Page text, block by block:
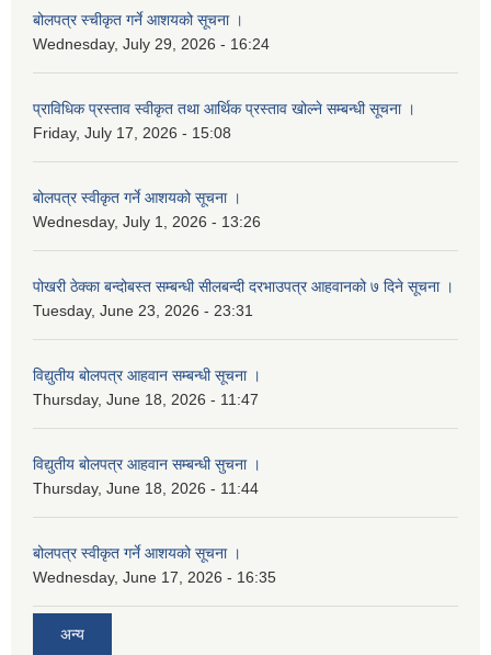
बोलपत्र स्चीकृत गर्ने आशयको सूचना ।
Wednesday, July 29, 2026 - 16:24
प्राविधिक प्रस्ताव स्वीकृत तथा आर्थिक प्रस्ताव खोल्ने सम्बन्धी सूचना ।
Friday, July 17, 2026 - 15:08
बोलपत्र स्वीकृत गर्ने आशयको सूचना ।
Wednesday, July 1, 2026 - 13:26
पोखरी ठेक्का बन्दोबस्त सम्बन्धी सीलबन्दी दरभाउपत्र आहवानको ७ दिने सूचना ।
Tuesday, June 23, 2026 - 23:31
विद्युतीय बोलपत्र आहवान सम्बन्धी सूचना ।
Thursday, June 18, 2026 - 11:47
विद्युतीय बोलपत्र आहवान सम्बन्धी सुचना ।
Thursday, June 18, 2026 - 11:44
बोलपत्र स्वीकृत गर्ने आशयको सूचना ।
Wednesday, June 17, 2026 - 16:35
अन्य